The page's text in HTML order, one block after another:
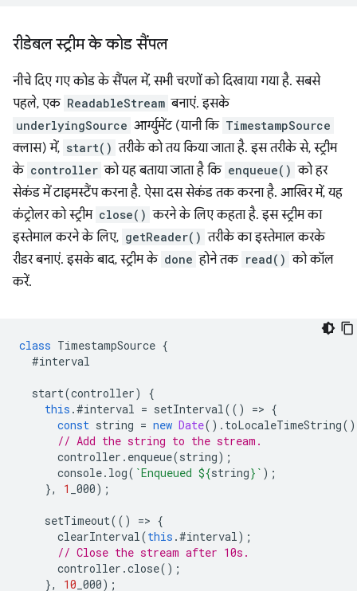
रीडेबल स्ट्रीम के कोड सैंपल
नीचे दिए गए कोड के सैंपल में, सभी चरणों को दिखाया गया है. सबसे
पहले, एक ReadableStream बनाएं. इसके
underlyingSource आर्ग्युमेंट (यानी कि TimestampSource
क्लास) में, start() तरीके को तय किया जाता है. इस तरीके से, स्ट्रीम
के controller को यह बताया जाता है कि enqueue() को हर
सेकंड में टाइमस्टैंप करना है. ऐसा दस सेकंड तक करना है. आखिर में, यह
कंट्रोलर को स्ट्रीम close() करने के लिए कहता है. इस स्ट्रीम का
इस्तेमाल करने के लिए, getReader() तरीके का इस्तेमाल करके
रीडर बनाएं. इसके बाद, स्ट्रीम के done होने तक read() को कॉल
करें.
class TimestampSource {
#interval
start(controller)
{
this .#interval = setInterval(() => {
const string = new Date(). toLocaleTimeString
// Add the string to the stream.
controller . enqueue(string);
console. log( `Enqueued ${string} ` );
},
1 _000);
setTimeout(() => {
clearInterval(this .#interval);
// Close the stream after 10s.
controller .close();
},
10 _000);